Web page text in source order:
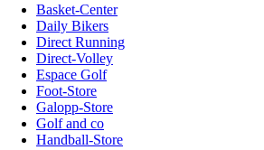
Basket-Center
Daily Bikers
Direct Running
Direct-Volley
Espace Golf
Foot-Store
Galopp-Store
Golf and co
Handball-Store